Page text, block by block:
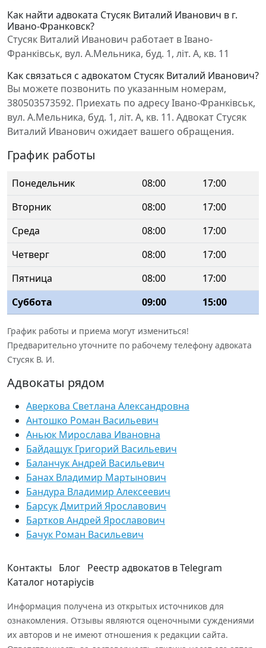
Как найти адвоката Стусяк Виталий Иванович в г.
Ивано-Франковск?
Стусяк Виталий Иванович работает в Івано-
Франківськ, вул. А.Мельника, буд. 1, літ. А, кв. 11
Как связаться с адвокатом Стусяк Виталий Иванович?
Вы можете позвонить по указанным номерам,
380503573592. Приехать по адресу Івано-Франківськ,
вул. А.Мельника, буд. 1, літ. А, кв. 11. Адвокат Стусяк
Виталий Иванович ожидает вашего обращения.
График работы
Понедельник 08:00
17:00
Вторник
08:00
17:00
Среда
08:00
17:00
Четверг
08:00
17:00
Пятница
08:00
17:00
Суббота
09:00 15:00
График работы и приема могут измениться!
Предварительно уточните по рабочему телефону адвоката
Стусяк В. И.
Адвокаты рядом
Аверкова Светлана Александровна
Антошко Роман Васильевич
Аньюк Мирослава Ивановна
Байдащук Григорий Васильевич
Баланчук Андрей Васильевич
Банах Владимир Мартынович
Бандура Владимир Алексеевич
Барсук Дмитрий Ярославович
Бартков Андрей Ярославович
Бачук Роман Васильевич
Контакты Блог Реестр адвокатов в Telegram
Каталог нотаріусів
Информация получена из открытых источников для
ознакомления. Отзывы являются оценочными суждениями
их авторов и не имеют отношения к редакции сайта.